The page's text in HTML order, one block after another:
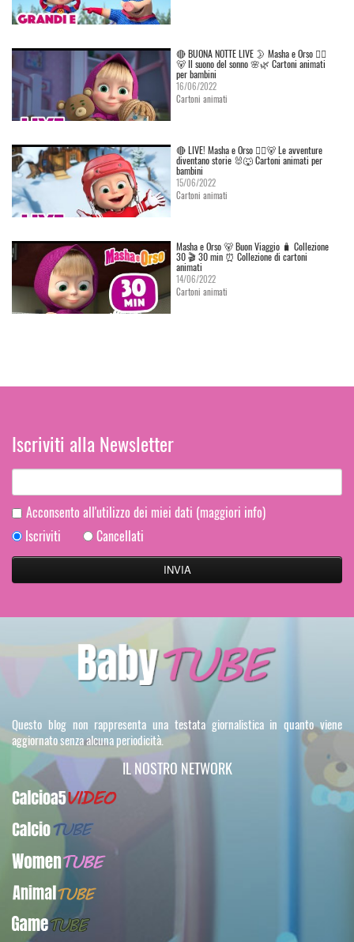
🔴 BUONA NOTTE LIVE 🌛 Masha e Orso 👱‍♀️
🐻 Il suono del sonno 🌸🌿 Cartoni animati
per bambini
16/06/2022
Cartoni animati
🔴 LIVE! Masha e Orso 👱‍♀️🐻 Le avventure
diventano storie 🐰🐺 Cartoni animati per
bambini
15/06/2022
Cartoni animati
Masha e Orso 🐻 Buon Viaggio 🧳 Сollezione
30 🎬 30 min ⏰ Collezione di cartoni
animati
14/06/2022
Cartoni animati
Iscriviti alla Newsletter
Acconsento all'utilizzo dei miei dati (maggiori info)
Iscriviti
Cancellati
Questo blog non rappresenta una testata giornalistica in quanto viene
aggiornato senza alcuna periodicità.
IL NOSTRO NETWORK
Calcioa5Video